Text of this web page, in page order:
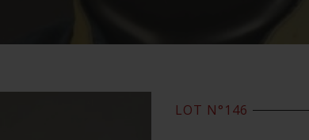
LOT N°146